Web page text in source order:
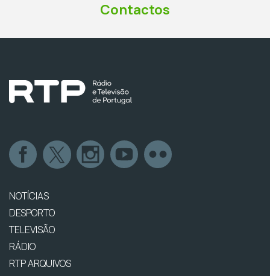
Contactos
NOTÍCIAS
DESPORTO
TELEVISÃO
RÁDIO
RTP ARQUIVOS